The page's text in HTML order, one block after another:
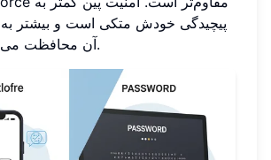
پیچیدگی خودش متکی است و بیشتر
آن محافظت می‌کند بستگی دارد.